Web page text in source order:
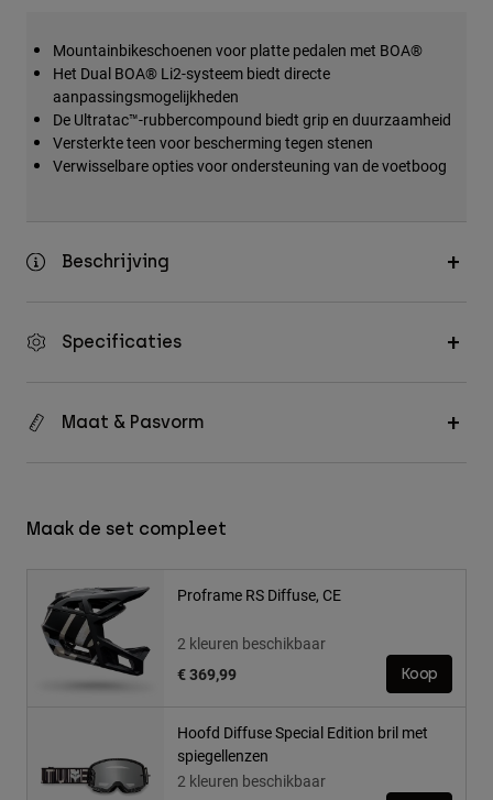
Mountainbikeschoenen voor platte pedalen met BOA®
Het Dual BOA® Li2-systeem biedt directe
aanpassingsmogelijkheden
De Ultratac™-rubbercompound biedt grip en duurzaamheid
Versterkte teen voor bescherming tegen stenen
Verwisselbare opties voor ondersteuning van de voetboog
Beschrijving
Specificaties
Maat & Pasvorm
Maak de set compleet
Proframe RS Diffuse, CE
2 kleuren beschikbaar
€ 369,99
Koop
Hoofd Diffuse Special Edition bril met
spiegellenzen
2 kleuren beschikbaar